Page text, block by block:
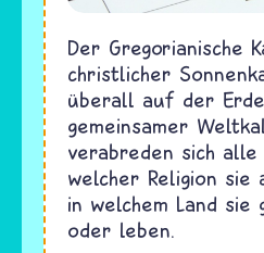
Der Gregorianische
christlicher
überall auf der
gemeinsamer
verabreden sich alle
welcher Religion sie
in welchem Land sie
oder leben.